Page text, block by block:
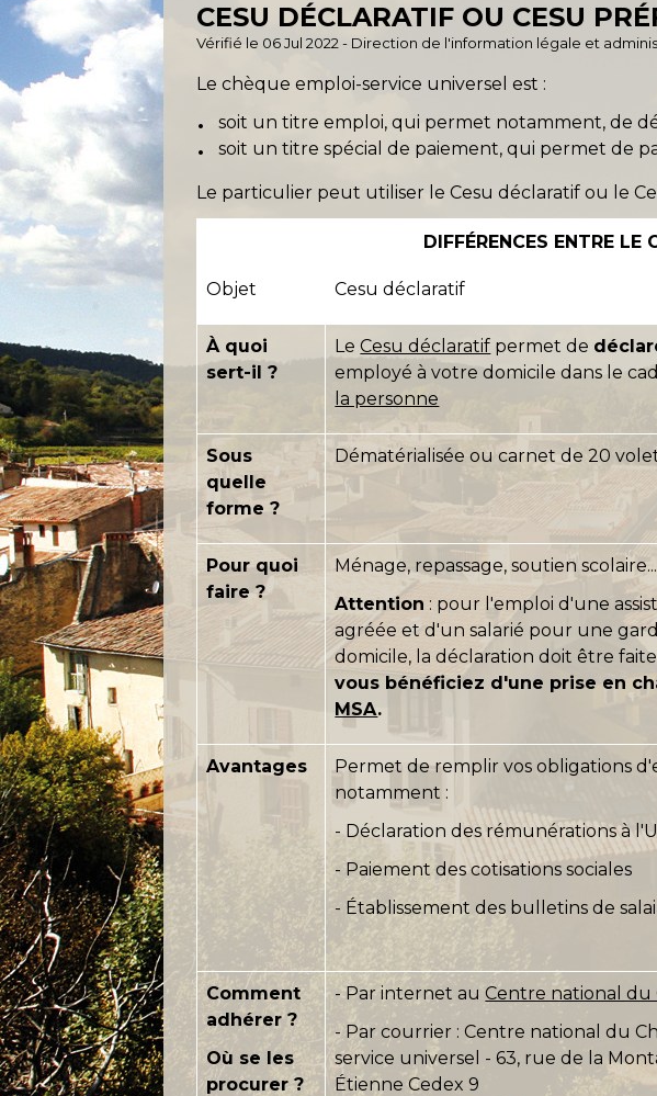
CESU DÉCLARATIF OU CESU
Vérifié le 06 Jul 2022 - Direction de l'information légale et
Le chèque emploi-service universel est :
soit un titre emploi, qui permet notamment, de
soit un titre spécial de paiement, qui permet de
Le particulier peut utiliser le Cesu déclaratif ou le
DIFFÉRENCES ENTRE LE
Objet Cesu déclaratif
À quoi
sert-il ?
LeCesu déclaratif permet de
employé à votre domicile dans le
la personne
Sous
quelle
forme ?
Dématérialisée ou carnet de 20
Pour quoi
faire ?
Ménage, repassage, soutien scolaire...
Attention : pour l'emploi d'une
agréée et d'un salarié pour une
domicile, la déclaration doit être
vous bénéficiez d'une prise en
MSA.
Avantages
Permet de remplir vos obligations
notamment :
- Déclaration des rémunérations à
- Paiement des cotisations sociales
- Établissement des bulletins de
Comment
adhérer ?
Où se les
procurer ?
- Par internet auCentre national du
- Par courrier : Centre national du
service universel - 63, rue de la
Étienne Cedex 9